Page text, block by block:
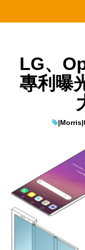
LG、
專利曝
|Morris|